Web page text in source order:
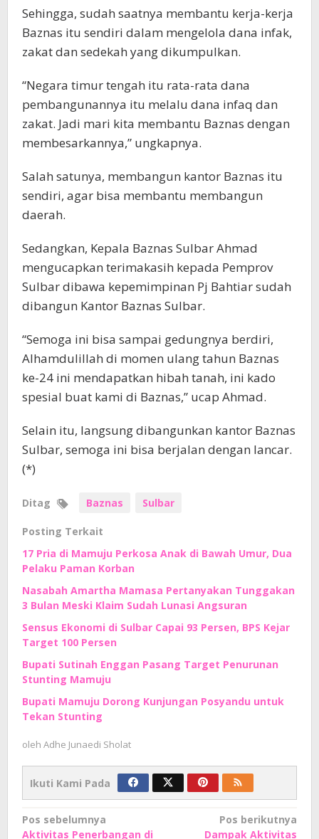
Sehingga, sudah saatnya membantu kerja-kerja
Baznas itu sendiri dalam mengelola dana infak,
zakat dan sedekah yang dikumpulkan.
“Negara timur tengah itu rata-rata dana
pembangunannya itu melalu dana infaq dan
zakat. Jadi mari kita membantu Baznas dengan
membesarkannya,” ungkapnya.
Salah satunya, membangun kantor Baznas itu
sendiri, agar bisa membantu membangun
daerah.
Sedangkan, Kepala Baznas Sulbar Ahmad
mengucapkan terimakasih kepada Pemprov
Sulbar dibawa kepemimpinan Pj Bahtiar sudah
dibangun Kantor Baznas Sulbar.
“Semoga ini bisa sampai gedungnya berdiri,
Alhamdulillah di momen ulang tahun Baznas
ke-24 ini mendapatkan hibah tanah, ini kado
spesial buat kami di Baznas,” ucap Ahmad.
Selain itu, langsung dibangunkan kantor Baznas
Sulbar, semoga ini bisa berjalan dengan lancar.
(*)
Ditag Baznas Sulbar
Posting Terkait
17 Pria di Mamuju Perkosa Anak di Bawah Umur, Dua
Pelaku Paman Korban
Nasabah Amartha Mamasa Pertanyakan Tunggakan
3 Bulan Meski Klaim Sudah Lunasi Angsuran
Sensus Ekonomi di Sulbar Capai 93 Persen, BPS Kejar
Target 100 Persen
Bupati Sutinah Enggan Pasang Target Penurunan
Stunting Mamuju
Bupati Mamuju Dorong Kunjungan Posyandu untuk
Tekan Stunting
oleh Adhe Junaedi Sholat
Ikuti Kami Pada
Navigasi
Pos sebelumnya
Aktivitas Penerbangan di
Pos berikutnya
Dampak Aktivitas